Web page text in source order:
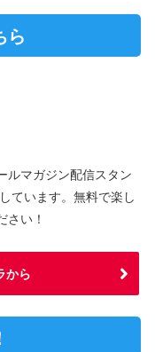
ら
ルマガジン配信スタン
ています。無料で楽し
い！
から